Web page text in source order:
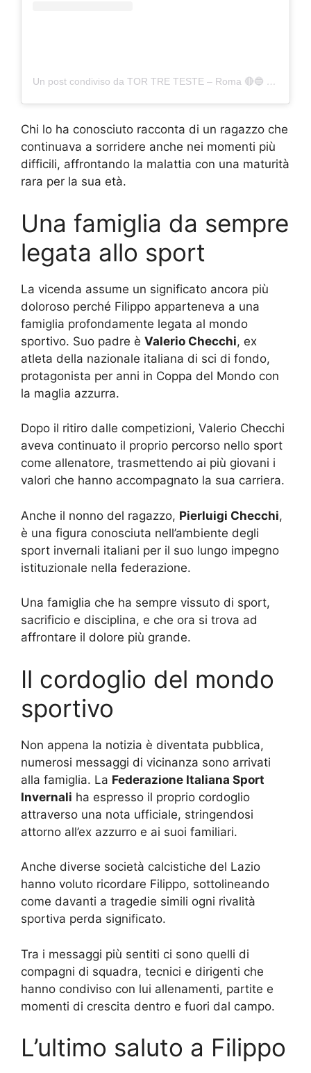
Un post condiviso da TOR TRE TESTE – Roma 🔴🔵 (@gsdnuovatortreteste1976)
Chi lo ha conosciuto racconta di un ragazzo che
continuava a sorridere anche nei momenti più
difficili, affrontando la malattia con una maturità
rara per la sua età.
Una famiglia da sempre
legata allo sport
La vicenda assume un significato ancora più
doloroso perché Filippo apparteneva a una
famiglia profondamente legata al mondo
sportivo. Suo padre è Valerio Checchi, ex
atleta della nazionale italiana di sci di fondo,
protagonista per anni in Coppa del Mondo con
la maglia azzurra.
Dopo il ritiro dalle competizioni, Valerio Checchi
aveva continuato il proprio percorso nello sport
come allenatore, trasmettendo ai più giovani i
valori che hanno accompagnato la sua carriera.
Anche il nonno del ragazzo, Pierluigi Checchi,
è una figura conosciuta nell’ambiente degli
sport invernali italiani per il suo lungo impegno
istituzionale nella federazione.
Una famiglia che ha sempre vissuto di sport,
sacrificio e disciplina, e che ora si trova ad
affrontare il dolore più grande.
Il cordoglio del mondo
sportivo
Non appena la notizia è diventata pubblica,
numerosi messaggi di vicinanza sono arrivati
alla famiglia. La Federazione Italiana Sport
Invernali ha espresso il proprio cordoglio
attraverso una nota ufficiale, stringendosi
attorno all’ex azzurro e ai suoi familiari.
Anche diverse società calcistiche del Lazio
hanno voluto ricordare Filippo, sottolineando
come davanti a tragedie simili ogni rivalità
sportiva perda significato.
Tra i messaggi più sentiti ci sono quelli di
compagni di squadra, tecnici e dirigenti che
hanno condiviso con lui allenamenti, partite e
momenti di crescita dentro e fuori dal campo.
L’ultimo saluto a Filippo